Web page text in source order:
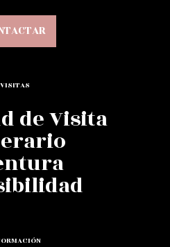
VISITAS
de Visita